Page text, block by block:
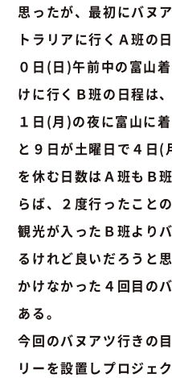
思ったが、最初にバヌ
トラリアに行くＡ班の
０日(日)午前中の富山
けに行くＢ班の日程は
１日(月)の夜に富山に
と９日が土曜日で４日
を休む日数はＡ班もＢ
らば、２度行ったこと
観光が入ったＢ班より
るけれど良いだろうと
かけなかった４回目の
ある。
今回のバヌアツ行きの
リーを設置しプロジェ